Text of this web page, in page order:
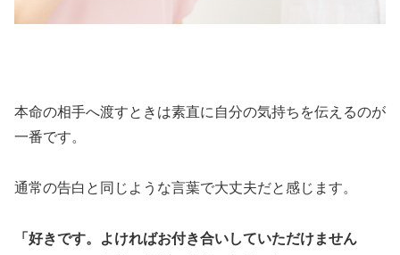
本命の相手へ渡すときは素直に自分の気持ちを伝えるのが
一番です。
通常の告白と同じような言葉で大丈夫だと感じます。
「好きです。よければお付き合いしていただけません